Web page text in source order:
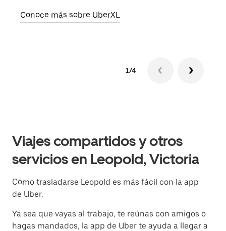
Conoce más sobre UberXL
1/4
Viajes compartidos y otros
servicios en Leopold, Victoria
Cómo trasladarse Leopold es más fácil con la app
de Uber.
Ya sea que vayas al trabajo, te reúnas con amigos o
hagas mandados, la app de Uber te ayuda a llegar a